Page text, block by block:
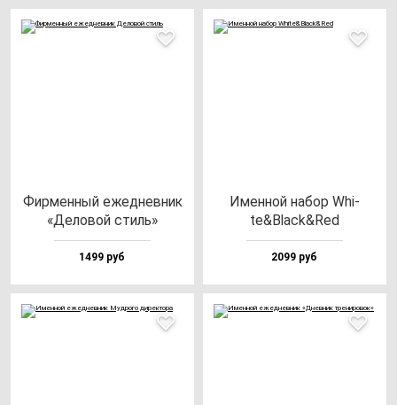
Фир­мен­ный ежед­нев­ник
«Дело­вой стиль»
1499 руб
Имен­ной на­бор Whi­
te&Black&Red
2099 руб